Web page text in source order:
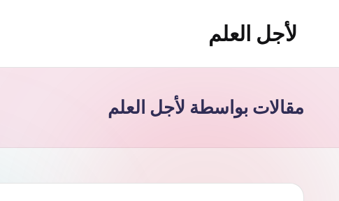
لأجل العلم
موقع
في
مقالات بواسطة لأجل العلم